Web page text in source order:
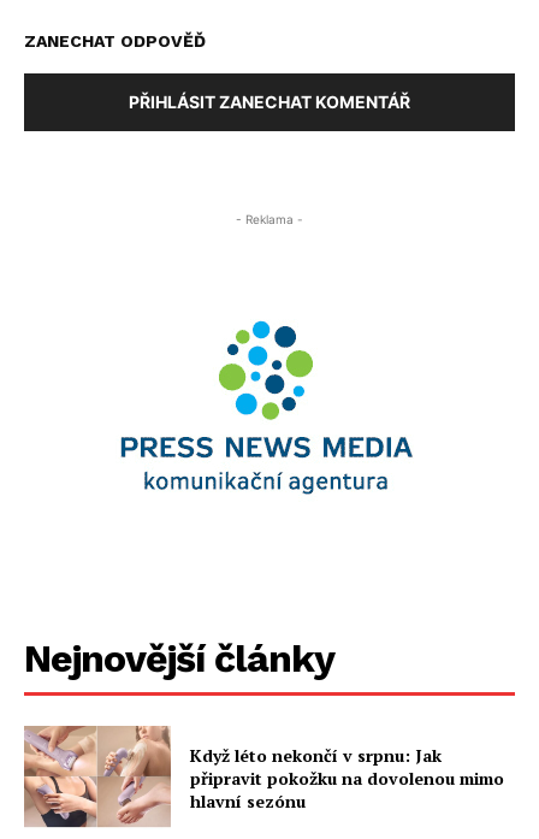
ZANECHAT ODPOVĚĎ
PŘIHLÁSIT ZANECHAT KOMENTÁŘ
- Reklama -
Nejnovější články
Když léto nekončí v srpnu: Jak
připravit pokožku na dovolenou mimo
hlavní sezónu